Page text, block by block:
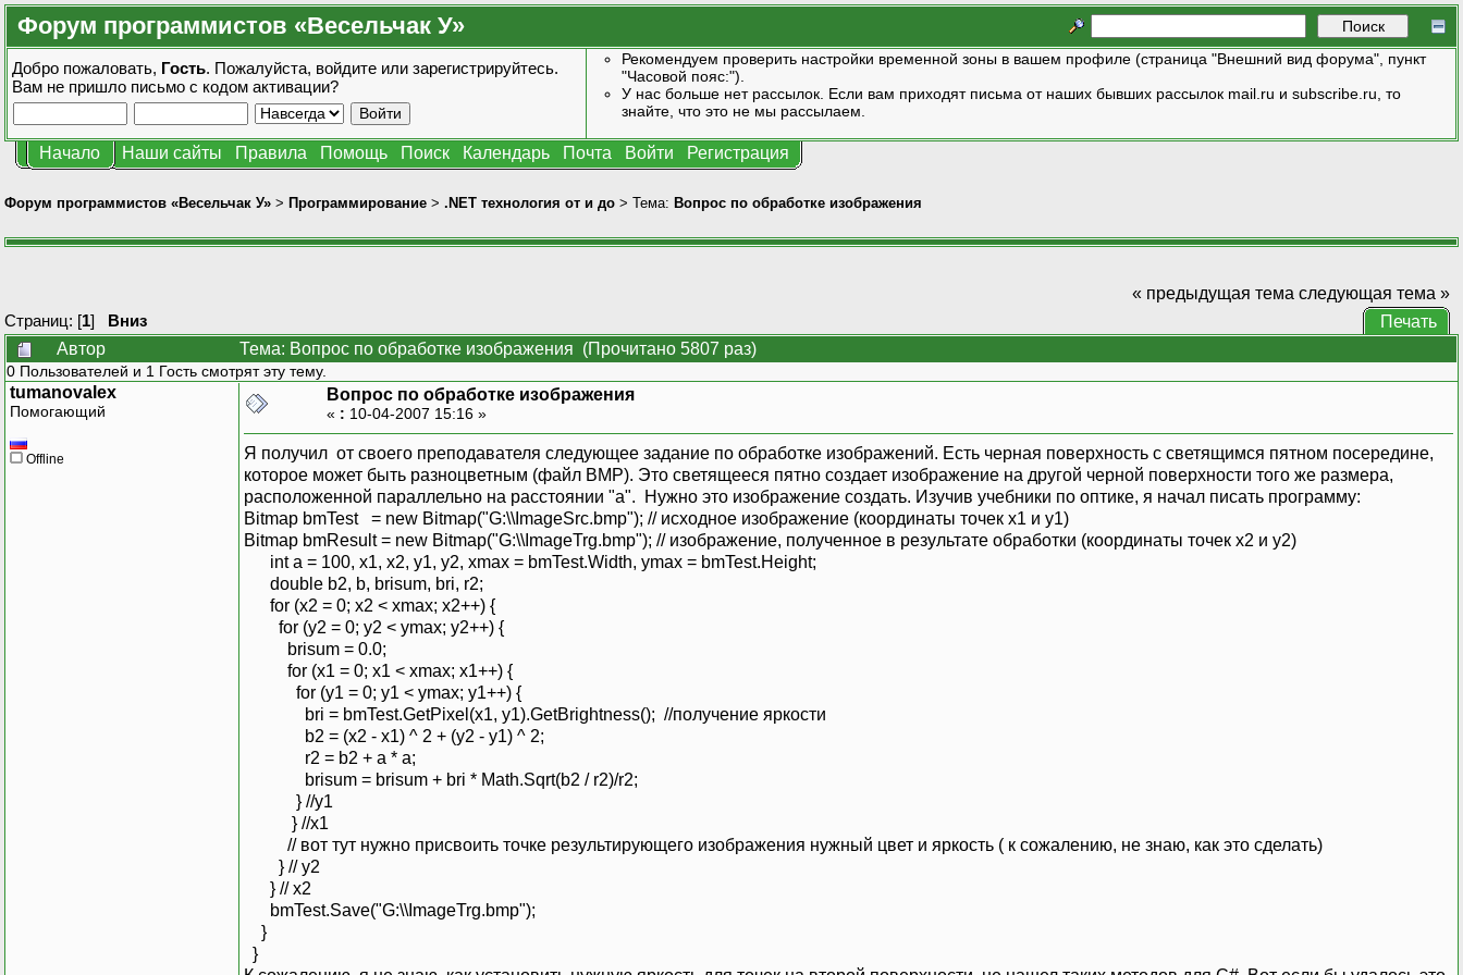
Форум программистов «Весельчак У»
Добро пожаловать, Гость. Пожалуйста, войдите или зарегистрируйтесь.
Вам не пришло письмо с кодом активации?
Рекомендуем проверить настройки временной зоны в вашем профиле (страница "Внешний вид форума", пункт
"Часовой пояс:").
У нас больше нет рассылок. Если вам приходят письма от наших бывших рассылок mail.ru и subscribe.ru, то
знайте, что это не мы рассылаем.
Начало Наши сайты Правила Помощь Поиск Календарь Почта Войти Регистрация
Форум программистов «Весельчак У» > Программирование > .NET технология от и до > Тема: Вопрос по обработке изображения
Страниц: [1] Вниз
« предыдущая тема следующая тема »
Печать
Автор
Тема: Вопрос по обработке изображения (Прочитано 5807 раз)
0 Пользователей и 1 Гость смотрят эту тему.
tumanovalex
Помогающий
Offline
Вопрос по обработке изображения
« : 10-04-2007 15:16 »
Я получил от своего преподавателя следующее задание по обработке изображений. Есть черная поверхность с светящимся пятном посередине,
которое может быть разноцветным (файл BMP). Это светящееся пятно создает изображение на другой черной поверхности того же размера,
расположенной параллельно на расстоянии "a". Нужно это изображение создать. Изучив учебники по оптике, я начал писать программу:
Bitmap bmTest = new Bitmap("G:\\ImageSrc.bmp"); // исходное изображение (координаты точек x1 и y1)
Bitmap bmResult = new Bitmap("G:\\ImageTrg.bmp"); // изображение, полученное в результате обработки (координаты точек x2 и y2)
int a = 100, x1, x2, y1, y2, xmax = bmTest.Width, ymax = bmTest.Height;
double b2, b, brisum, bri, r2;
for (x2 = 0; x2 < xmax; x2++) {
for (y2 = 0; y2 < ymax; y2++) {
brisum = 0.0;
for (x1 = 0; x1 < xmax; x1++) {
for (y1 = 0; y1 < ymax; y1++) {
bri = bmTest.GetPixel(x1, y1).GetBrightness(); //получение яркости
b2 = (x2 - x1) ^ 2 + (y2 - y1) ^ 2;
r2 = b2 + a * a;
brisum = brisum + bri * Math.Sqrt(b2 / r2)/r2;
} //y1
} //x1
// вот тут нужно присвоить точке результирующего изображения нужный цвет и яркость ( к сожалению, не знаю, как это сделать)
} // y2
} // x2
bmTest.Save("G:\\ImageTrg.bmp");
}
}